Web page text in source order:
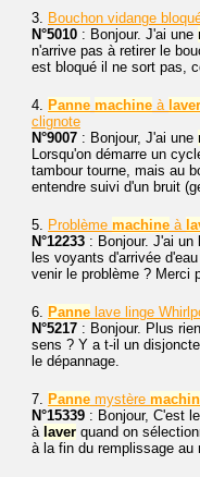
3. Bouchon vidange
N°5010 : Bonjour. J'ai une
n'arrive pas à retirer le
est bloqué il ne sort pas,
4. Panne machine à laver
clignote
N°9007 : Bonjour, J'ai une
Lorsqu'on démarre un
tambour tourne, mais au
entendre suivi d'un bruit
5. Problème machine à
N°12233 : Bonjour. J'ai un
les voyants d'arrivée
venir le problème ? Merci
6. Panne lave linge
N°5217 : Bonjour. Plus
sens ? Y a t-il un
le dépannage.
7. Panne mystère
N°15339 : Bonjour, C'est
à laver quand on
à la fin du remplissage au